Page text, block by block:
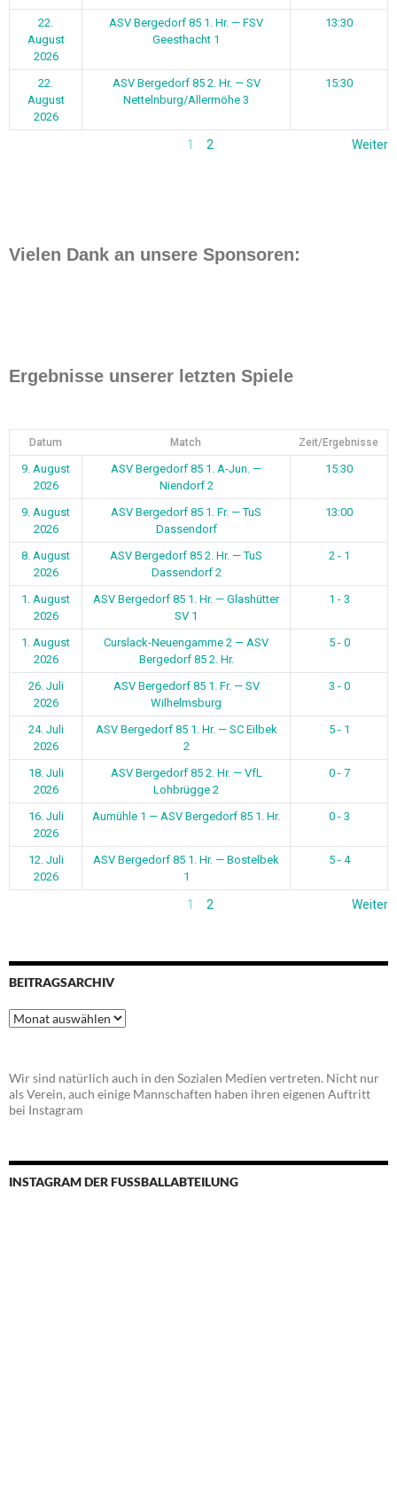
22.
August
2026
ASV Bergedorf 85 1. Hr. — FSV
Geesthacht 1
13:30
22.
August
2026
ASV Bergedorf 85 2. Hr. — SV
Nettelnburg/Allermöhe 3
15:30
1 2 Weiter
Vielen Dank an unsere Sponsoren:
Ergebnisse unserer letzten Spiele
Datum Match Zeit/Ergebnisse
9. August
2026
ASV Bergedorf 85 1. A-Jun. —
Niendorf 2
15:30
9. August
2026
ASV Bergedorf 85 1. Fr. — TuS
Dassendorf
13:00
8. August
2026
ASV Bergedorf 85 2. Hr. — TuS
Dassendorf 2
2 - 1
1. August
2026
ASV Bergedorf 85 1. Hr. — Glashütter
SV 1
1 - 3
1. August
2026
Curslack-Neuengamme 2 — ASV
Bergedorf 85 2. Hr.
5 - 0
26. Juli
2026
ASV Bergedorf 85 1. Fr. — SV
Wilhelmsburg
3 - 0
24. Juli
2026
ASV Bergedorf 85 1. Hr. — SC Eilbek
2
5 - 1
18. Juli
2026
ASV Bergedorf 85 2. Hr. — VfL
Lohbrügge 2
0 - 7
16. Juli
2026
Aumühle 1 — ASV Bergedorf 85 1. Hr. 0 - 3
12. Juli
2026
ASV Bergedorf 85 1. Hr. — Bostelbek
1
5 - 4
1 2 Weiter
BEITRAGSARCHIV
Beitragsarchiv
Wir sind natürlich auch in den Sozialen Medien vertreten. Nicht nur
als Verein, auch einige Mannschaften haben ihren eigenen Auftritt
bei Instagram
INSTAGRAM DER FUSSBALLABTEILUNG